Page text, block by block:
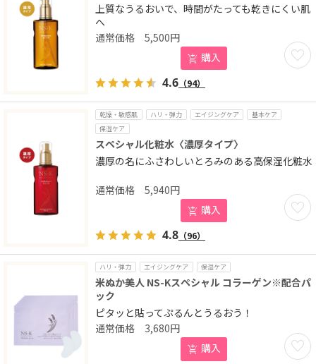
上質なうるおいで、時間がたっても乾きにくい肌
へ
お気
5,500円
購入
4.6 （94）
乾燥・敏感肌 ハリ・弾力 エイジングケア
基本ケア
保湿ケア
スペシャル化粧水〈濃厚タイプ〉
濃厚の名にふさわしいとろみのある高保湿化粧水
お気
5,940円
購入
4.8 （96）
ハリ・弾力 エイジングケア 保湿ケア
米ぬか美人 NS-Kスペシャル コラーゲン※配合パ
ック
ピタッと貼ってぷるんとうるおう！
お気
3,680円
購入